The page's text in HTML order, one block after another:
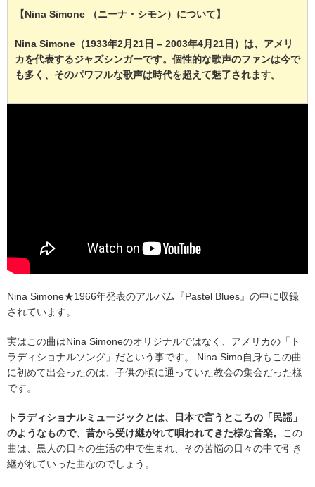
【Nina Simone （ニーナ・シモン）について】
Nina Simone（1933年2月21日 – 2003年4月21日）は、アメリ
カを代表するジャズシンガーです。個性的な歌声のファンは今で
も多く、そのパワフルな歌声は時代を超えて魅了されます。
Nina Simone★1966年発表のアルバム『Pastel Blues』の中に収録
されています。
実はこの曲はNina Simoneのオリジナルではなく、アメリカの「ト
ラディショナルソング」だという事です。 Nina Simo自身もこの曲
に初めて出会ったのは、子供の頃に通っていた教会の集会だった様
です。
トラディショナルミュージックとは、日本で言うところの「民謡」
のようなもので、昔から受け継がれて唄われてきた様な音楽。
この
曲は、黒人の日々の生活の中で生まれ、その苦悩の日々の中で引き
継がれていった曲なのでしょう。